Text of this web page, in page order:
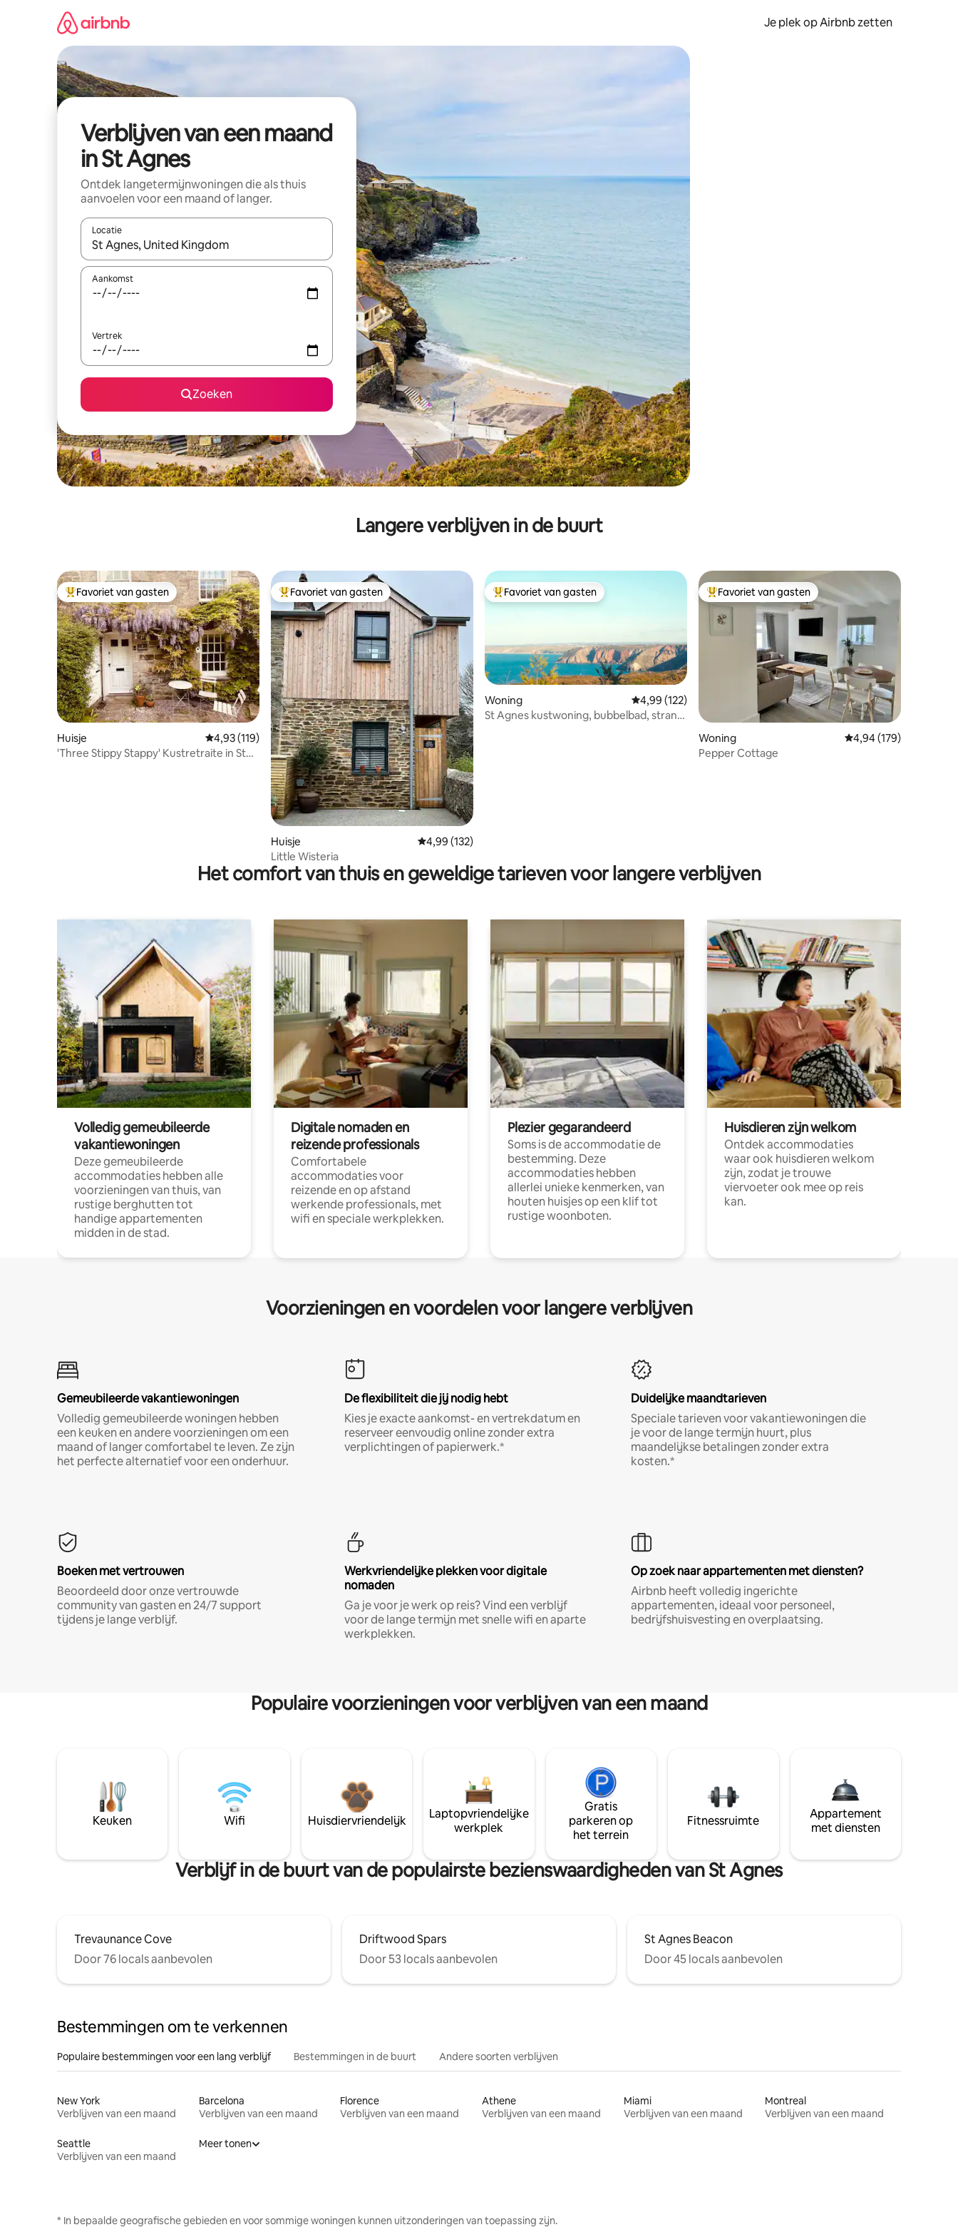
Je plek op Airbnb zetten
Verblijven van een maand
in St Agnes
Ontdek langetermijnwoningen die als thuis
aanvoelen voor een maand of langer.
Locatie
Wanneer er resultaten beschikbaar zijn, maak je een keuze met je de pijltjestoetsen omhoog en omlaag, óf door te tikken of swipen.
Aankomst
Vertrek
Zoeken
Langere verblijven in de buurt
Topfavoriet van gasten
Favoriet van gasten
Huisje Gemiddelde beoordeling van 4,93 op 5, 119 recensies
4,93 (119)
'Three Stippy Stappy' Kustretraite in St
Topfavoriet van gasten
Favoriet van gasten
Huisje Gemiddelde beoordeling van 4,99 op 5, 132 recensies
4,99 (132)
Little Wisteria
Topfavoriet van gasten
Favoriet van gasten
Woning Gemiddelde beoordeling van 4,99 op 5, 122 recensies
4,99 (122)
St Agnes kustwoning, bubbelbad, strand
Topfavoriet van gasten
Favoriet van gasten
Woning Gemiddelde
4,94 (179)
Pepper Cottage
Het comfort van thuis en geweldige tarieven voor langere verblijven
Volledig gemeubileerde
vakantiewoningen
Deze gemeubileerde
accommodaties hebben alle
voorzieningen van thuis, van
rustige berghutten tot
handige appartementen
midden in de stad.
Digitale nomaden en
reizende professionals
Comfortabele
accommodaties voor
reizende en op afstand
werkende professionals, met
wifi en speciale werkplekken.
Plezier gegarandeerd
Soms is de accommodatie de
bestemming. Deze
accommodaties hebben
allerlei unieke kenmerken, van
houten huisjes op een klif tot
rustige woonboten.
Huisdieren zijn welkom
Ontdek accommodaties
waar ook huisdieren welkom
zijn, zodat je trouwe
viervoeter ook mee op reis
kan.
Voorzieningen en voordelen voor langere verblijven
Gemeubileerde vakantiewoningen
Volledig gemeubileerde woningen hebben
een keuken en andere voorzieningen om een
maand of langer comfortabel te leven. Ze zijn
het perfecte alternatief voor een onderhuur.
De flexibiliteit die jij nodig hebt
Kies je exacte aankomst- en vertrekdatum en
reserveer eenvoudig online zonder extra
verplichtingen of papierwerk.*
Duidelijke maandtarieven
Speciale tarieven voor vakantiewoningen die
je voor de lange termijn huurt, plus
maandelijkse betalingen zonder extra
kosten.*
Boeken met vertrouwen
Beoordeeld door onze vertrouwde
community van gasten en 24/7 support
tijdens je lange verblijf.
Werkvriendelijke plekken voor digitale
nomaden
Ga je voor je werk op reis? Vind een verblijf
voor de lange termijn met snelle wifi en aparte
werkplekken.
Op zoek naar appartementen met diensten?
Airbnb heeft volledig ingerichte
appartementen, ideaal voor personeel,
bedrijfshuisvesting en overplaatsing.
Populaire voorzieningen voor verblijven van een maand
Keuken Wifi Huisdiervriendelijk
Laptopvriendelijke
werkplek
Gratis
parkeren op
het terrein
Fitnessruimte
Appartement
met diensten
Verblijf in de buurt van de populairste bezienswaardigheden van St Agnes
Trevaunance Cove
Door 76 locals aanbevolen
Driftwood Spars
Door 53 locals aanbevolen
St Agnes Beacon
Door 45 locals aanbevolen
Bestemmingen om te verkennen
Populaire bestemmingen voor een lang verblijf Bestemmingen in de buurt Andere soorten verblijven
New York
Verblijven van een maand
Barcelona
Verblijven van een maand
Florence
Verblijven van een maand
Athene
Verblijven van een maand
Miami
Verblijven van een maand
Montreal
Verblijven van een maand
Seattle
Verblijven van een maand
Meer tonen
* In bepaalde geografische gebieden en voor sommige woningen kunnen uitzonderingen van toepassing zijn.